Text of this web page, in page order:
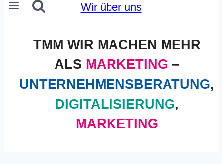
Wir über uns
TMM WIR MACHEN MEHR
ALS MARKETING –
UNTERNEHMENSBERATUNG,
DIGITALISIERUNG,
MARKETING